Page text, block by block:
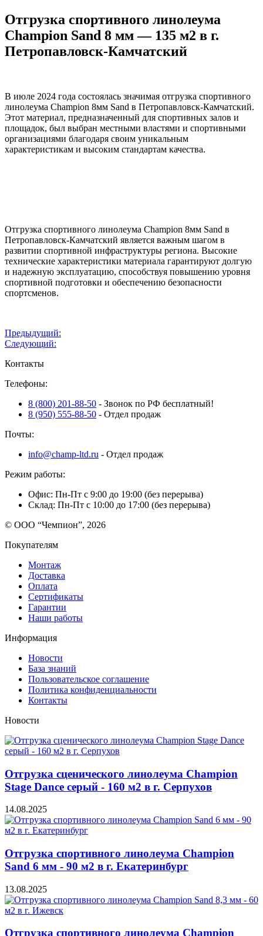
Отгрузка спортивного линолеума
Champion Sand 8 мм — 135 м2 в г.
Петропавловск-Камчатский
В июле 2024 года состоялась значимая отгрузка спортивного
линолеума Champion 8мм Sand в Петропавловск-Камчатский.
Этот материал, предназначенный для спортивных залов и
площадок, был выбран местными властями и спортивными
организациями благодаря своим уникальным
характеристикам и высоким стандартам качества.
Отгрузка спортивного линолеума Champion 8мм Sand в
Петропавловск-Камчатский является важным шагом в
развитии спортивной инфраструктуры региона. Высокие
технические характеристики материала гарантируют долгую
и надежную эксплуатацию, способствуя повышению уровня
спортивной подготовки и обеспечению безопасности
спортсменов.
Навигация
по
записям
Предыдущий:
Следующий:
Контакты
Телефоны:
8 (800) 201-88-50 - Звонок по РФ бесплатный!
8 (950) 555-88-50 - Отдел продаж
Почты:
info@champ-ltd.ru - Отдел продаж
Режим работы:
Офис: Пн-Пт с 9:00 до 19:00 (без перерыва)
Склад: Пн-Пт с 10:00 до 17:00 (без перерыва)
© ООО “Чемпион”, 2026
Покупателям
Монтаж
Доставка
Оплата
Сертификаты
Гарантии
Наши работы
Информация
Новости
База знаний
Пользовательское соглашение
Политика конфиденциальности
Контакты
Новости
Отгрузка сценического линолеума Champion
Stage Dance серый - 160 м2 в г. Серпухов
14.08.2025
Отгрузка спортивного линолеума Champion
Sand 6 мм - 90 м2 в г. Екатеринбург
13.08.2025
Отгрузка спортивного линолеума Champion